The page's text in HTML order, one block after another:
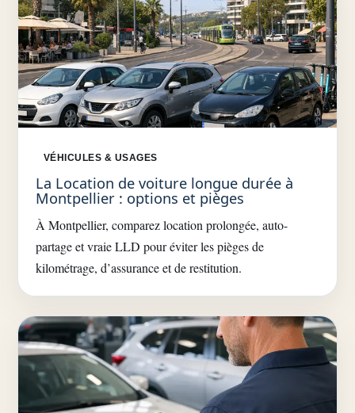
VÉHICULES & USAGES
La Location de voiture longue durée à
Montpellier : options et pièges
À Montpellier, comparez location prolongée, auto-
partage et vraie LLD pour éviter les pièges de
kilométrage, d’assurance et de restitution.